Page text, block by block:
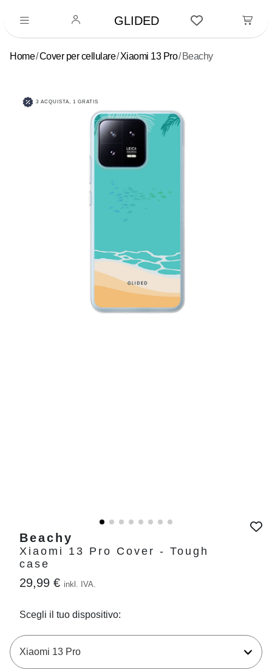
GLIDED
Home Cover per cellulare Xiaomi 13 Pro Beachy
3 ACQUISTA, 1 GRATIS
Beachy
Xiaomi 13 Pro Cover - Tough
case
29,99 € inkl. IVA.
Scegli il tuo dispositivo: